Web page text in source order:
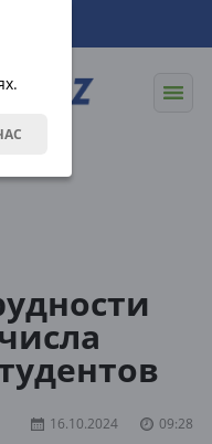
16.10.2024 09:28